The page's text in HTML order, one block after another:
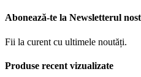
Abonează-te la Newsletterul
Fii la curent cu ultimele noutăți.
Produse recent vizualizate